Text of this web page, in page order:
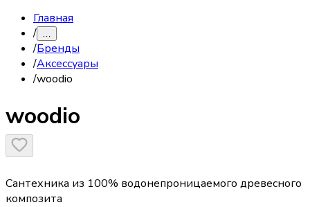
Главная
/ …
/Бренды
/Аксессуары
/woodio
woodio
Сантехника из 100% водонепроницаемого древесного
композита